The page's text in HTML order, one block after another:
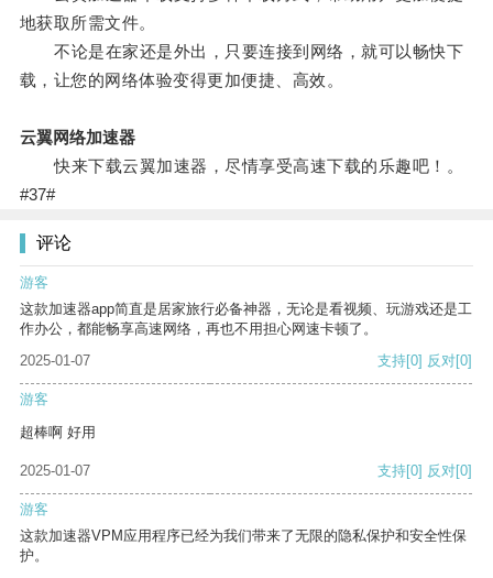
地获取所需文件。
不论是在家还是外出，只要连接到网络，就可以畅快下
载，让您的网络体验变得更加便捷、高效。
云翼网络加速器
快来下载云翼加速器，尽情享受高速下载的乐趣吧！。
#37#
评论
游客
这款加速器app简直是居家旅行必备神器，无论是看视频、玩游戏还是工
作办公，都能畅享高速网络，再也不用担心网速卡顿了。
2025-01-07
支持[0] 反对[0]
游客
超棒啊 好用
2025-01-07 支持[0] 反对[0]
游客
这款加速器VPM应用程序已经为我们带来了无限的隐私保护和安全性保
护。